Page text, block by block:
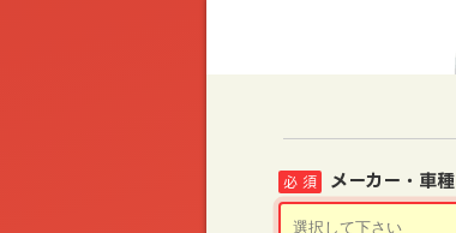
メーカー・車種
必 須